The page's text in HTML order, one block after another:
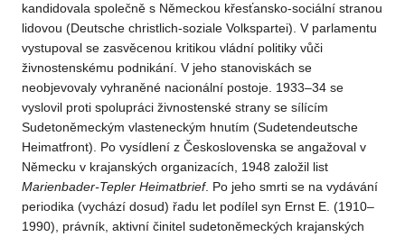
kandidovala společně s Německou křesťansko-sociální stranou
lidovou (Deutsche christlich-soziale Volkspartei). V parlamentu
vystupoval se zasvěcenou kritikou vládní politiky vůči
živnostenskému podnikání. V jeho stanoviskách se
neobjevovaly vyhraněné nacionální postoje. 1933–34 se
vyslovil proti spolupráci živnostenské strany se sílícím
Sudetoněmeckým vlasteneckým hnutím (Sudetendeutsche
Heimatfront). Po vysídlení z Československa se angažoval v
Německu v krajanských organizacích, 1948 založil list
Marienbader-Tepler Heimatbrief. Po jeho smrti se na vydávání
periodika (vychází dosud) řadu let podílel syn Ernst E. (1910–
1990), právník, aktivní činitel sudetoněmeckých krajanských